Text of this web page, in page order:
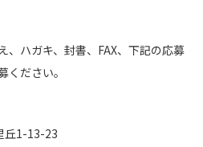
、ハガキ、封書、FAX、下記の応募
ください。
丘1-13-23